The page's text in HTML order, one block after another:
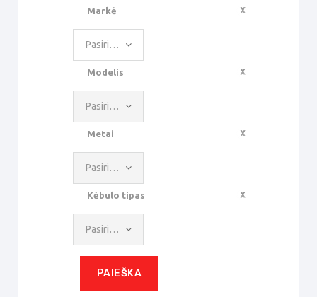
Markė
Pasirinkite reikšmę
Modelis
Pasirinkite reikšmę
Metai
Pasirinkite reikšmę
Kėbulo tipas
Pasirinkite reikšmę
PAIEŠKA